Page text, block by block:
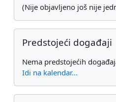
(Nije objavljeno još nije
Preskoči Predstojeći događaji
Predstojeći događaji
Nema predstojećih
Idi na kalendar...
Preskoči Nedavne aktivnosti